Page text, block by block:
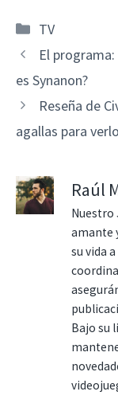
Categorías
TV
El
es Synanon?
Reseña de
agallas para verlo
Raúl
Nuestro
amante
su vida
Bajo su